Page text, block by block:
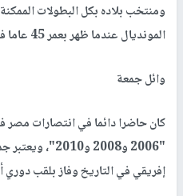
ومنتخب بلاده بكل البطولات
المونديال عندما ظهر بعمر 45 عاما في مونديال روسيا 2018.
وائل جمعة
"2006 و2008
إفريقي في التاريخ وفاز بلقب دوري أبطال